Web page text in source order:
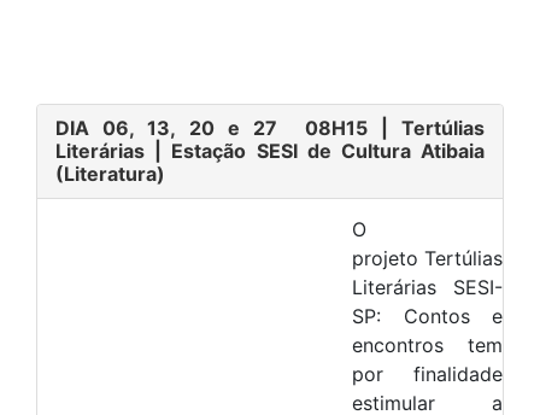
DIA 06, 13, 20 e 27 08H15
| Tertúlias
Literárias | Estação SESI de Cultura Atibaia
(Literatura)
O
projeto Tertúlias
Literárias SESI-
SP: Contos e
encontros
tem
por finalidade
estimular a